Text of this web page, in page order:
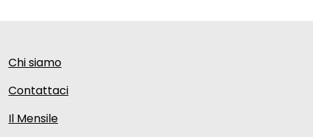
Chi siamo
Contattaci
Il Mensile